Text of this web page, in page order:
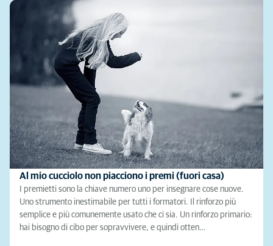
Al mio cucciolo non piacciono i premi (fuori casa)
I premietti sono la chiave numero uno per insegnare cose nuove.
Uno strumento inestimabile per tutti i formatori. Il rinforzo più
semplice e più comunemente usato che ci sia. Un rinforzo primario:
hai bisogno di cibo per sopravvivere, e quindi otten…